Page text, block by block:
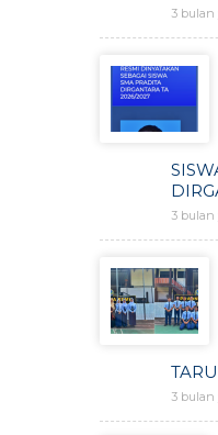
3 bulan
3 bulan
3 bulan